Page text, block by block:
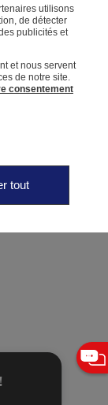
utilisons
de détecter
publicités et
et nous servent
de notre site.
consentement
tout